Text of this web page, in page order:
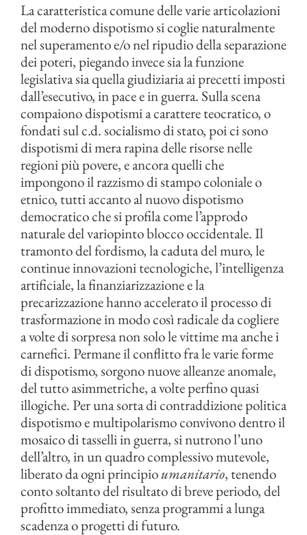
La caratteristica comune delle varie articolazioni
del moderno dispotismo si coglie naturalmente
nel superamento e/o nel ripudio della separazione
dei poteri, piegando invece sia la funzione
legislativa sia quella giudiziaria ai precetti imposti
dall’esecutivo, in pace e in guerra. Sulla scena
compaiono dispotismi a carattere teocratico, o
fondati sul c.d. socialismo di stato, poi ci sono
dispotismi di mera rapina delle risorse nelle
regioni più povere, e ancora quelli che
impongono il razzismo di stampo coloniale o
etnico, tutti accanto al nuovo dispotismo
democratico che si profila come l’approdo
naturale del variopinto blocco occidentale. Il
tramonto del fordismo, la caduta del muro, le
continue innovazioni tecnologiche, l’intelligenza
artificiale, la finanziarizzazione e la
precarizzazione hanno accelerato il processo di
trasformazione in modo così radicale da cogliere
a volte di sorpresa non solo le vittime ma anche i
carnefici. Permane il conflitto fra le varie forme
di dispotismo, sorgono nuove alleanze anomale,
del tutto asimmetriche, a volte perfino quasi
illogiche. Per una sorta di contraddizione politica
dispotismo e multipolarismo convivono dentro il
mosaico di tasselli in guerra, si nutrono l’uno
dell’altro, in un quadro complessivo mutevole,
liberato da ogni principioumanitario, tenendo
conto soltanto del risultato di breve periodo, del
profitto immediato, senza programmi a lunga
scadenza o progetti di futuro.